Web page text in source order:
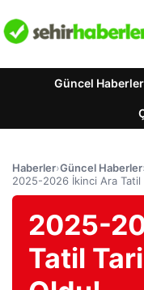
Güncel Haberler
Haberler›Güncel Haberler
2025-2026 İkinci Ara Tatil
2025-
Tatil